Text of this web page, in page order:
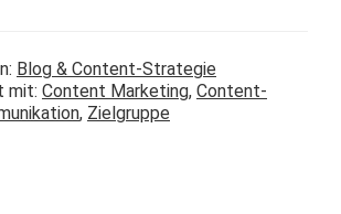
Blog & Content-Strategie
mit: Content Marketing, Content-
, Zielgruppe